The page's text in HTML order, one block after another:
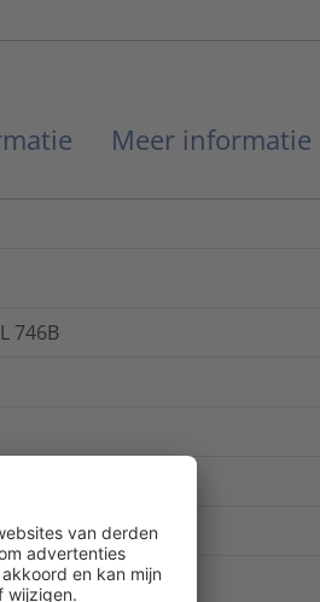
Meer informatie
746B